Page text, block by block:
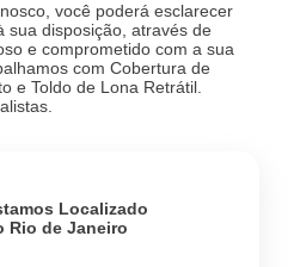
você poderá esclarecer
sua disposição, através de
e comprometido com a sua
com Cobertura de
e Toldo de Lona Retrátil.
Localizado
Rio de Janeiro